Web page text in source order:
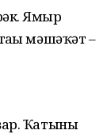
Ямғыр
мәшәҡәт –
Ҡатыны